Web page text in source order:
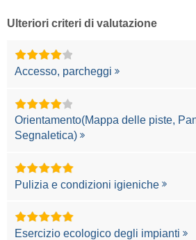
Ulteriori criteri di valutazione
Accesso, parcheggi
Orientamento(Mappa delle piste,
Segnaletica)
Pulizia e condizioni igieniche
Esercizio ecologico degli impianti